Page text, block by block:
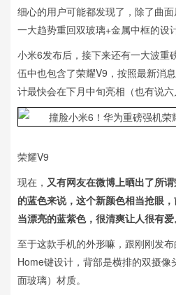
细心的用户可能都发现了，除了曲
一大趋势重回双玻璃+金属中框的设
小米6发布后，接下来还有一大波重
伍中也包含了荣耀V9，按照最新消
计最快会在下月中旬亮相（也有说六
荣耀V9
现在， 又有网友在微博上晒出了所
的蓝色来说，这个新颜色相当抢眼
当漂亮的蓝紫色，很清爽让人很有爱
至于这款手机的外形嘛，跟刚刚发
Home键设计，背部是横排的双摄
面玻璃）材质。